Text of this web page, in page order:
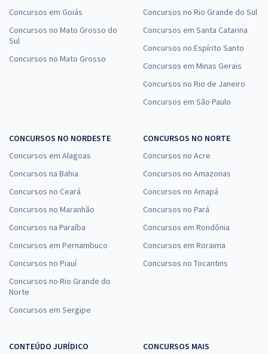
Concursos em Goiás
Concursos no Mato Grosso do
Sul
Concursos no Mato Grosso
Concursos no Rio Grande do Sul
Concursos em Santa Catarina
Concursos no Espírito Santo
Concursos em Minas Gerais
Concursos no Rio de Janeiro
Concursos em São Paulo
CONCURSOS NO NORDESTE
Concursos em Alagoas
Concursos na Bahia
Concursos no Ceará
Concursos no Maranhão
Concursos na Paraíba
Concursos em Pernambuco
Concursos no Piauí
Concursos no Rio Grande do
Norte
Concursos em Sergipe
CONCURSOS NO NORTE
Concursos no Acre
Concursos no Amazonas
Concursos no Amapá
Concursos no Pará
Concursos em Rondônia
Concursos em Roraima
Concursos no Tocantins
CONTEÚDO JURÍDICO
CONCURSOS MAIS